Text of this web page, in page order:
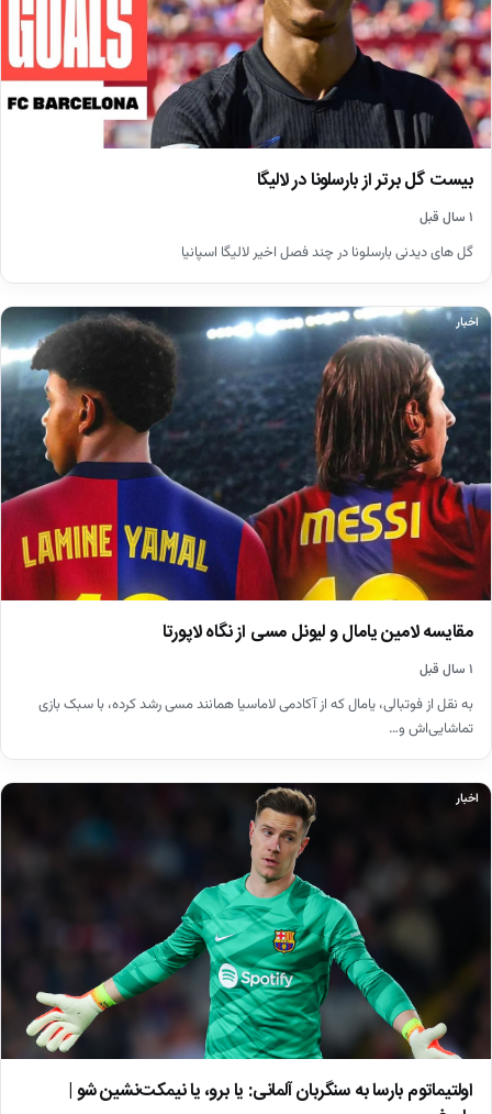
بیست گل برتر از بارسلونا در لالیگا
۱ سال قبل
گل های دیدنی بارسلونا در چند فصل اخیر لالیگا اسپانیا
اخبار
مقایسه لامین یامال و لیونل مسی از نگاه لاپورتا
۱ سال قبل
به نقل از فوتبالی، یامال که از آکادمی لاماسیا همانند مسی رشد کرده، با سبک بازی
تماشایی‌اش و…
اخبار
اولتیماتوم بارسا به سنگربان آلمانی: یا برو، یا نیمکت‌نشین شو |